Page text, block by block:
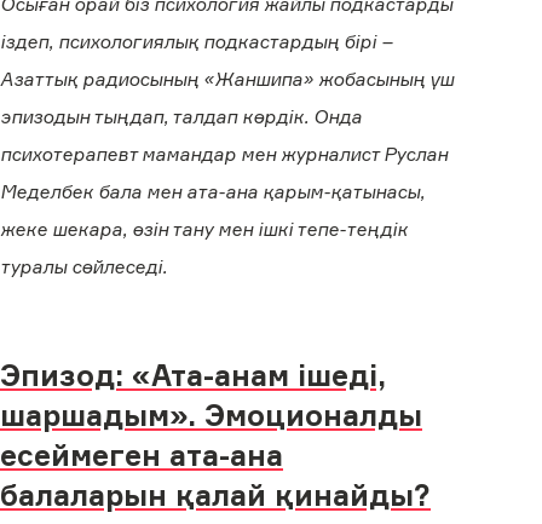
іздеп, психологиялық подкастардың бірі –
Азаттық радиосының «Жаншипа» жобасының үш
эпизодын тыңдап, талдап көрдік. Онда
психотерапевт мамандар мен журналист Руслан
Меделбек бала мен ата-ана қарым-қатынасы,
жеке шекара, өзін тану мен ішкі тепе-теңдік
туралы сөйлеседі.
Эпизод: «Ата-анам ішеді,
шаршадым». Эмоционалды
есеймеген ата-ана
балаларын қалай қинайды?